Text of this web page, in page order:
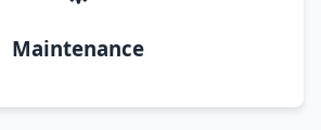
Maintenance